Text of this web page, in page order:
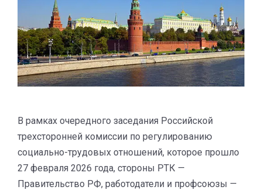
В рамках очередного заседания Российской
трехсторонней комиссии по регулированию
социально-трудовых отношений, которое прошло
27 февраля 2026 года, стороны РТК —
Правительство РФ, работодатели и профсоюзы —